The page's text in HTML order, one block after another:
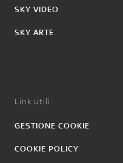
SKY VIDEO
SKY ARTE
Link utili:
GESTIONE COOKIE
COOKIE POLICY